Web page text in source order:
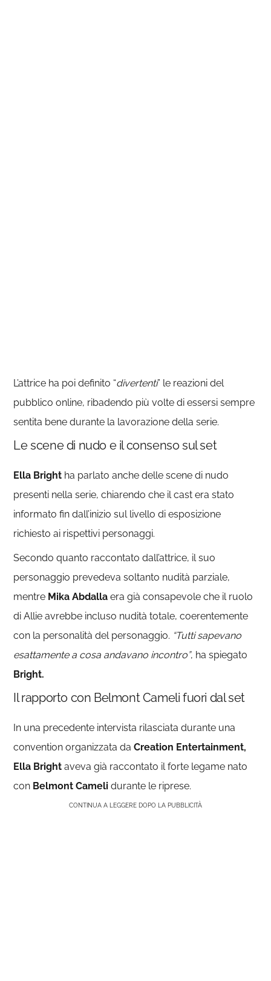
L’attrice ha poi definito “divertenti” le reazioni del
pubblico online, ribadendo più volte di essersi sempre
sentita bene durante la lavorazione della serie.
Le scene di nudo e il consenso sul set
Ella Bright ha parlato anche delle scene di nudo
presenti nella serie, chiarendo che il cast era stato
informato fin dall’inizio sul livello di esposizione
richiesto ai rispettivi personaggi.
Secondo quanto raccontato dall’attrice, il suo
personaggio prevedeva soltanto nudità parziale,
mentre Mika Abdalla era già consapevole che il ruolo
di Allie avrebbe incluso nudità totale, coerentemente
con la personalità del personaggio. “Tutti sapevano
esattamente a cosa andavano incontro”, ha spiegato
Bright.
Il rapporto con Belmont Cameli fuori dal set
In una precedente intervista rilasciata durante una
convention organizzata daCreation Entertainment,
Ella Bright aveva già raccontato il forte legame nato
con Belmont Cameli durante le riprese.
CONTINUA A LEGGERE DOPO LA PUBBLICITÀ